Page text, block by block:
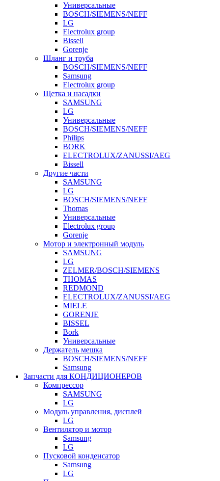
Универсальные
BOSCH/SIEMENS/NEFF
LG
Electrolux group
Bissell
Gorenje
Шланг и труба
BOSCH/SIEMENS/NEFF
Samsung
Electrolux group
Щетка и насадки
SAMSUNG
LG
Универсальные
BOSCH/SIEMENS/NEFF
Philips
BORK
ELECTROLUX/ZANUSSI/AEG
Bissell
Другие части
SAMSUNG
LG
BOSCH/SIEMENS/NEFF
Thomas
Универсальные
Electrolux group
Gorenje
Мотор и электронный модуль
SAMSUNG
LG
ZELMER/BOSCH/SIEMENS
THOMAS
REDMOND
ELECTROLUX/ZANUSSI/AEG
MIELE
GORENJE
BISSEL
Bork
Универсальные
Держатель мешка
BOSCH/SIEMENS/NEFF
Samsung
Запчасти для КОНДИЦИОНЕРОВ
Компрессор
SAMSUNG
LG
Модуль управления, дисплей
LG
Вентилятор и мотор
Samsung
LG
Пусковой конденсатор
Samsung
LG